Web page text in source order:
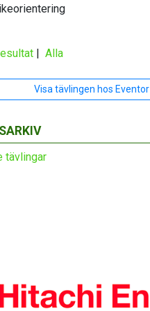
tävlingar
| Alla
Visa tävlingen hos Eventor